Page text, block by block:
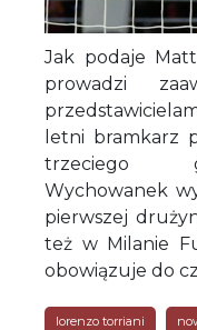
Jak podaje
prowadzi
letni bramkarz
trzeciego
Wychowanek
pierwszej
też w Milanie
obowiązuje do
lorenzo torriani